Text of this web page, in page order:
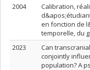
2004
Calibration,
en fonction de
temporelle, du
2023
Can
conjointly
population? A